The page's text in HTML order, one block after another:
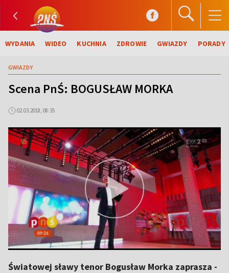
WYDANIA WIDEO KUCHNIA ZDROWIE GWIAZDY PORADY
GWIAZDY
Scena PnŚ: BOGUSŁAW MORKA
02.03.2018, 08:35
Światowej sławy tenor Bogusław Morka zaprasza -